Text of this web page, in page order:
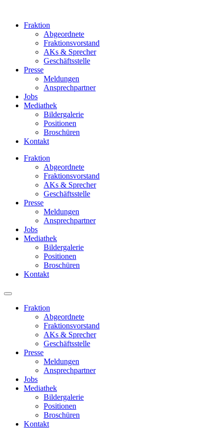
springenFraktion
Abgeordnete
Fraktions­vorstand
AKs & Sprecher
Geschäftsstelle
Presse
Meldungen
Ansprechpartner
Jobs
Mediathek
Bildergalerie
Positionen
Broschüren
Kontakt
Fraktion
Abgeordnete
Fraktions­vorstand
AKs & Sprecher
Geschäftsstelle
Presse
Meldungen
Ansprechpartner
Jobs
Mediathek
Bildergalerie
Positionen
Broschüren
Kontakt
Fraktion
Abgeordnete
Fraktions­vorstand
AKs & Sprecher
Geschäftsstelle
Presse
Meldungen
Ansprechpartner
Jobs
Mediathek
Bildergalerie
Positionen
Broschüren
Kontakt